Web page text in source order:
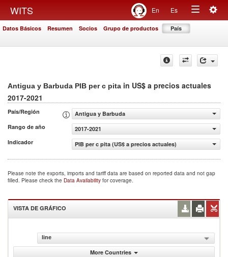
WITS En Es
Toggle
Datos Básicos Resumen Socios Grupo de productos País
Antigua y Barbuda PIB per c pita in US$ a precios actuales
2017-2021
País/Región
Antigua y Barbuda
Rango de año
2017-2021
Indicador
PIB per c pita (US$ a precios actuales)
Please note the exports, imports and tariff data are based on reported data and not gap
filled. Please check the Data Availability for coverage.
VISTA DE GRÁFICO
line
More Countries